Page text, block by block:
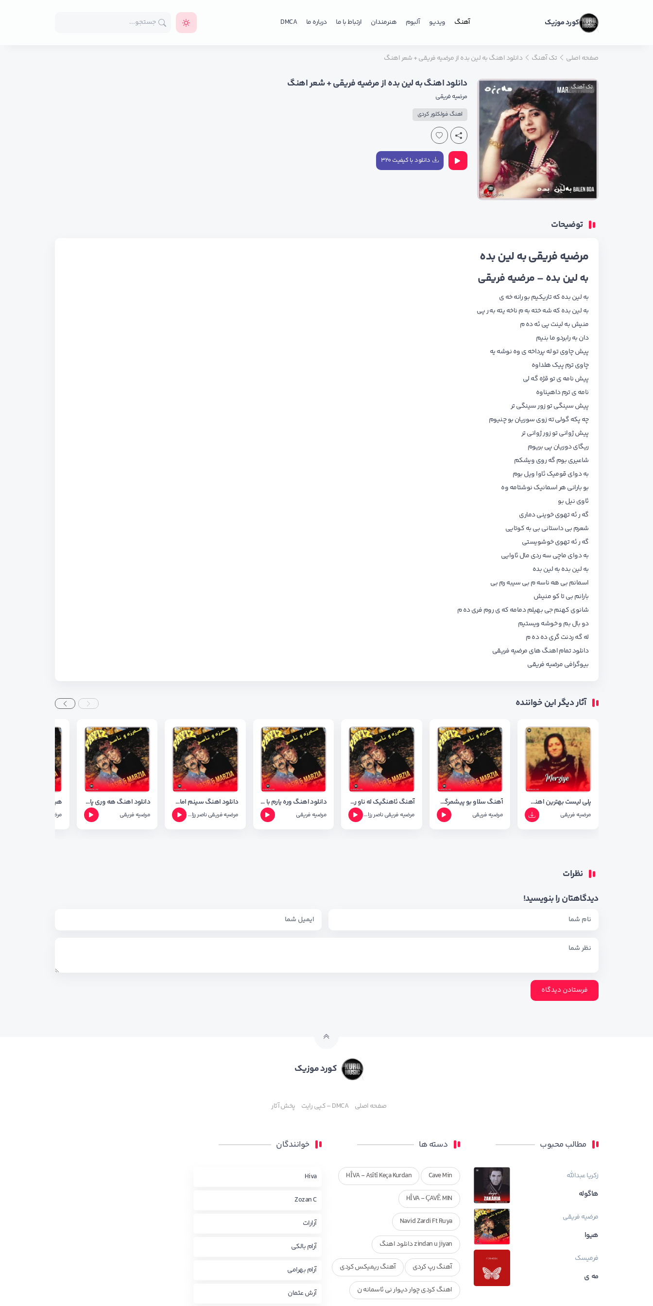
کورد موزیک آهنگ ویدیو آلبوم هنرمندان ارتباط با ما درباره ما DMCA
صفحه اصلی تک آهنگ دانلود اهنگ به لین بده از مرضیه فریقی + شعر اهنگ
تک آهنگ دانلود اهنگ به لین بده از مرضیه فریقی + شعر اهنگ
مرضیه فریقی
اهنگ فولکلور کردی
دانلود با کیفیت ۳۲۰
توضیحات
مرضیه فریقی به لین بده
به لین بده – مرضیه فریقی
به لین بده که تاریکیم بو رانه خه ی
به لین بده که شه خته به م ناخه یته به ر پی
منیش به لینت پی ئه ده م
دان به رابردو ما بنیم
پیش چاوی تو له پرداخه ی وه نوشه یه
چاوی ترم پیک هلداوه
پیش نامه ی تو قژه گه لی
نامه ی ترم داهیناوه
پیش سینگی تو زور سینگی تر
چه پکه گولی ته زوی سوریان بو چنیوم
پیش ژوانی تو زور ژوانی تر
ریگای دوریان پی بریوم
شاعیری بوم گه روی ویشکم
به دوای قومیک ئاوا ویل بوم
بو بارانی هر اسمانیک نوشتامه وه
ئاوی نیل بو
گه ر ئه تهوی خوینی دماری
شعرم بی داستانی بی به کوتایی
گه ر ئه تهوی خوشویستی
به دوای ماچی سه ردی مال ئاوایی
به لین بده به لین بده
اسمانم بی هه ناسه م بی سیبه رم بی
بارانم بی تا کو منیش
شانوی کهنم جی بهیلم دمامه که ی روم فری ده م
دو بال بم و خوشه ویستیم
له گه ردنت گری ده ده م
دانلود تمام اهنگ هایمرضیه فریقی
بیوگرافی مرضیه فریقی
آثار دیگر این خواننده
پلی لیست بهترین اهنگ های مرضیه فریقی
مرضیه فریقی
آهنگ سلاو بو پیشمرگه با صدای مرضیه فریقی با کیفیت ۳۲۰
مرضیه فریقی
آهنگ ئاهنگیک له ناو ره ن از مرضیه فریقی و ناصر رزازی ( البوم پاییز )
مرضیه فریقی ناصر رزازی
دانلود اهنگ وره یارم با صدای مرضیه فریقی با شعر اهنگ
مرضیه فریقی
دانلود اهنگ سینم امان با صدای زیبای ناصر رزازی با کیفیت ۳۲۰
مرضیه فریقیناصر رزازی
دانلود اهنگ هه وری پاییز از مرضیه فریقی با کیفیت ۳۲۰
مرضیه فریقی
هیوا
مرضیه فریقی
نظرات
دیدگاهتان را بنویسید!
کورد موزیک
صفحه اصلی DMCA – کپی رایت پخش آثار
مطالب محبوب
زکریا عبدالله
هاگوله
مرضیه فریقی
هیوا
فرمیسک
مه ی
دسته ها
Cave Min
HÎVA - Asîtî Keça Kurdan
HÎVA - ÇAVÊ MIN
Navid Zardi Ft Ruya
zindan u jiyan دانلود اهنگ
آهنگ رپ کردی آهنگ ریمیکس کردی
اهنگ کردی چوار دیوار نی ئاسمانه ن
خوانندگان
Hiva
Zozan C
آرارات
آرام بالکی
آرام بهرامی
آرش عثمان